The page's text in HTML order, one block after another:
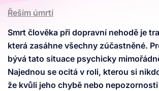
Řeším úmrtí
Smrt člověka při dopravní nehodě je
která zasáhne všechny zúčastněné.
bývá tato situace psychicky
Najednou se ocitá v roli, kterou si
že kvůli jeho chybě nebo
pojišťovnictví. Pomohu vám zorientovat
poškozený, viník, pozůstalý nebo
Nenahrazuji však osobní a empatický
Pro individuální konzultaci můžete
telefon +420 703 111 333 (PO–PÁ
kde se spojíte s naší poradkyní.